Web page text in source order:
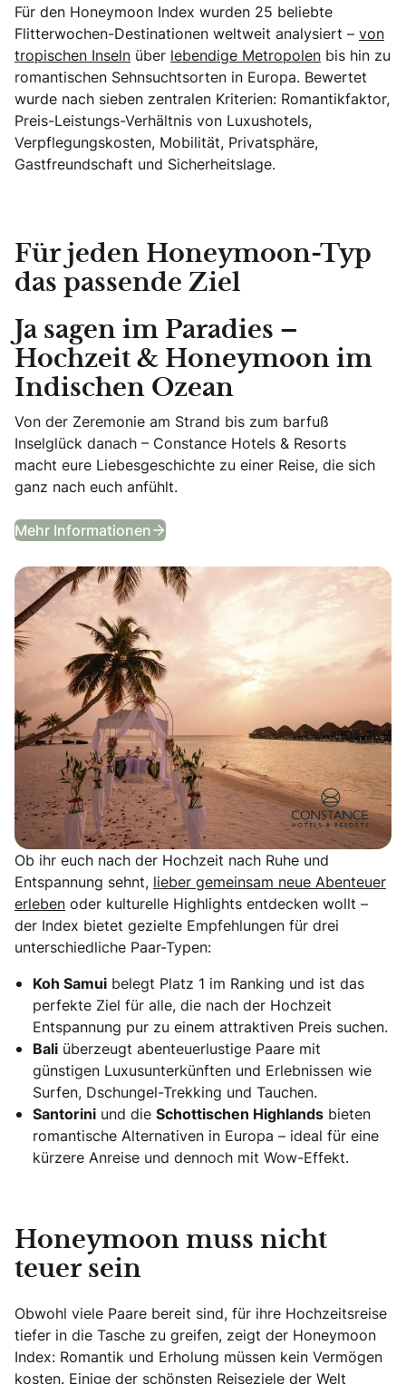
Für den Honeymoon Index wurden 25 beliebte
Flitterwochen-Destinationen weltweit analysiert – von
tropischen Inseln über lebendige Metropolen bis hin zu
romantischen Sehnsuchtsorten in Europa. Bewertet
wurde nach sieben zentralen Kriterien: Romantikfaktor,
Preis-Leistungs-Verhältnis von Luxushotels,
Verpflegungskosten, Mobilität, Privatsphäre,
Gastfreundschaft und Sicherheitslage.
Für jeden Honeymoon-Typ
das passende Ziel
Ja sagen im Paradies –
Hochzeit & Honeymoon im
Indischen Ozean
Von der Zeremonie am Strand bis zum barfuß
Inselglück danach – Constance Hotels & Resorts
macht eure Liebesgeschichte zu einer Reise, die sich
ganz nach euch anfühlt.
Mehr Informationen Ja sagen im Paradies – Hochzeit
Ob ihr euch nach der Hochzeit nach Ruhe und
Entspannung sehnt, lieber gemeinsam neue Abenteuer
erleben oder kulturelle Highlights entdecken wollt –
der Index bietet gezielte Empfehlungen für drei
unterschiedliche Paar-Typen:
Koh Samui belegt Platz 1 im Ranking und ist das
perfekte Ziel für alle, die nach der Hochzeit
Entspannung pur zu einem attraktiven Preis suchen.
Bali überzeugt abenteuerlustige Paare mit
günstigen Luxusunterkünften und Erlebnissen wie
Surfen, Dschungel-Trekking und Tauchen.
Santorini und die Schottischen Highlands bieten
romantische Alternativen in Europa – ideal für eine
kürzere Anreise und dennoch mit Wow-Effekt.
Honeymoon muss nicht
teuer sein
Obwohl viele Paare bereit sind, für ihre Hochzeitsreise
tiefer in die Tasche zu greifen, zeigt der Honeymoon
Index: Romantik und Erholung müssen kein Vermögen
kosten. Einige der schönsten Reiseziele der Welt